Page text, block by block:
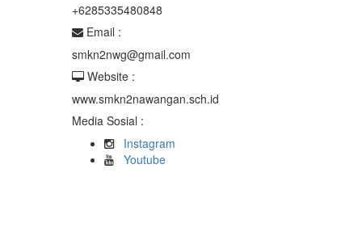
+6285335480848
Email :
smkn2nwg@gmail.com
Website :
www.smkn2nawangan.sch.id
Media Sosial :
Instagram
Youtube